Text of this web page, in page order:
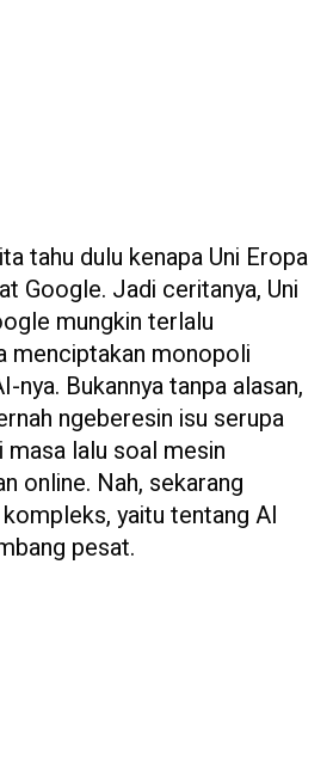
tahu dulu kenapa Uni Eropa
Google. Jadi ceritanya, Uni
mungkin terlalu
menciptakan monopoli
Bukannya tanpa alasan,
ngeberesin isu serupa
masa lalu soal mesin
online. Nah, sekarang
yaitu tentang AI
pesat.